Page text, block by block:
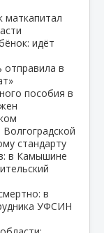
маткапитал
идёт
отправила в
пособия в
стандарту
в Камышине
в
УФСИН